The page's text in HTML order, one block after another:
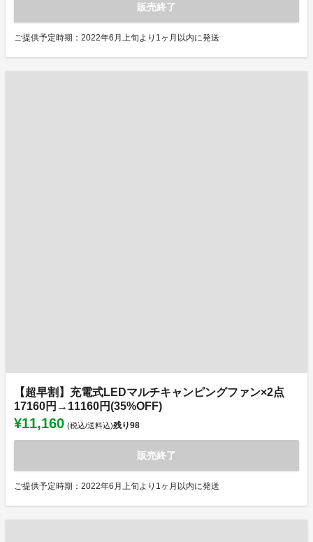
販売終了
ご提供予定時期：2022年6月上旬より1ヶ月以内に発送
【超早割】充電式LEDマルチキャンピングファン×2点
17160円→11160円(35%OFF)
¥11,160 (税込/送料込)残り98
販売終了
ご提供予定時期：2022年6月上旬より1ヶ月以内に発送